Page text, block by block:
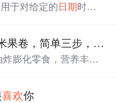
于对给定的 日期时间
免常见的时间格式错
卷，简单三步，挑选香脆米果卷
炸膨化零食，营养丰
颜色自然、有谷物
喜欢你